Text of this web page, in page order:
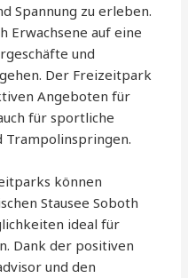
Spannung zu erleben.
Erwachsene auf eine
und
Der Freizeitpark
Angeboten für
für sportliche
können
Stausee Soboth
ideal für
Dank der positiven
und den